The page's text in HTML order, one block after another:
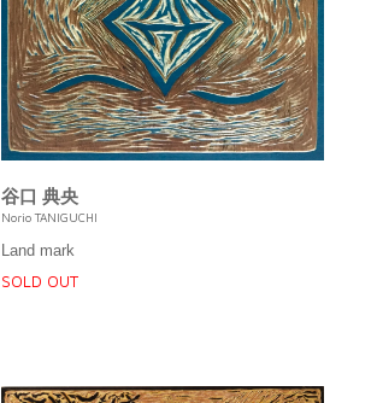
谷口 典央
Norio TANIGUCHI
Land mark
SOLD OUT